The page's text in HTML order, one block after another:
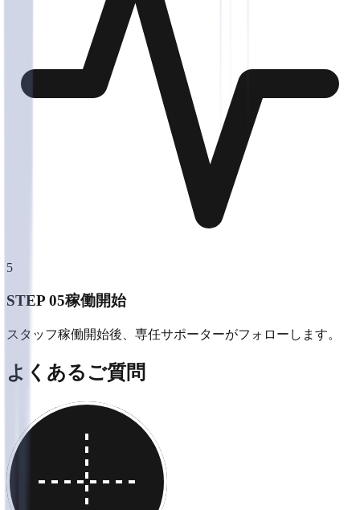
5
STEP 05稼働開始
スタッフ稼働開始後、専任サポーターがフォローします。
よくあるご質問